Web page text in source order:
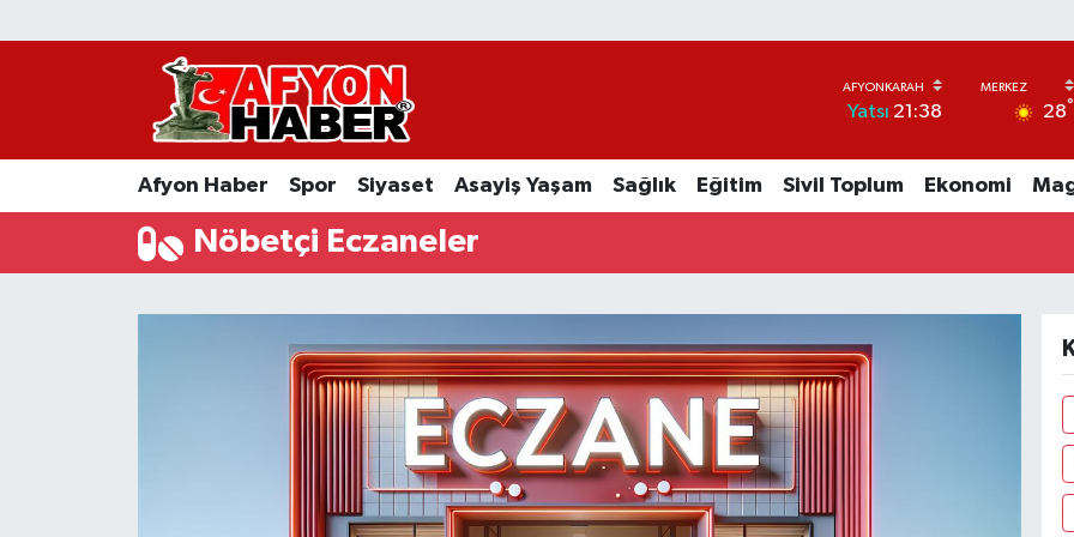
Yatsı 21:38 28°
Afyon Haber Spor Siyaset Asayiş Yaşam Sağlık Eğitim Sivil Toplum Ekonomi
Nöbetçi Eczaneler
Afyon Haber
Spor
Asayiş Yaşam